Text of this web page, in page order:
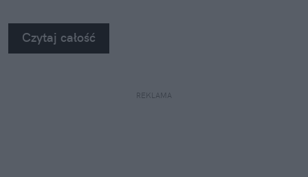
na własne oczy zobaczyć, jak profesjonaliści radzą
sobie z takimi uszkodzeniami.
Czytaj całość
REKLAMA